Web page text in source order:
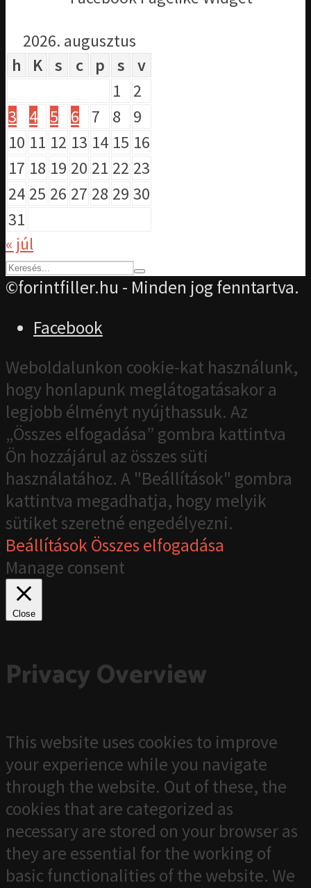
2026. augusztus
h
K s c p s
v
1
2
3
4 5 6 7 8
9
10 11 12 13 14 15 16
17 18 19 20 21 22 23
24 25 26 27 28 29 30
31
« júl
©forintfiller.hu - Minden jog fenntartva.
Facebook
Weboldalunkon cookie-kat használunk,
hogy honlapunk meglátogatásakor a
legjobb élményt nyújthassuk. Az
„Összes elfogadása” gombra kattintva
Ön hozzájárul az összes süti
használatához. A "Beállítások" gombra
kattintva megadhatja, hogy melyik
sütiket szeretné engedélyezni.
BeállításokÖsszes elfogadása
Manage consent
Close
Privacy Overview
This website uses cookies to improve
your experience while you navigate
through the website. Out of these, the
cookies that are categorized as
necessary are stored on your browser as
they are essential for the working of
basic functionalities of the website. We